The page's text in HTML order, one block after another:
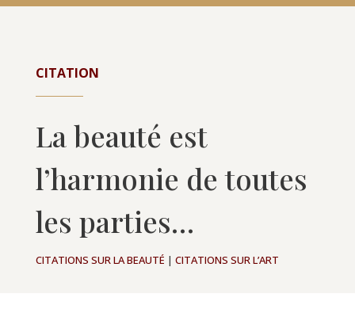
CITATION
La beauté est
l’harmonie de toutes
les parties…
CITATIONS SUR LA BEAUTÉ | CITATIONS SUR L’ART